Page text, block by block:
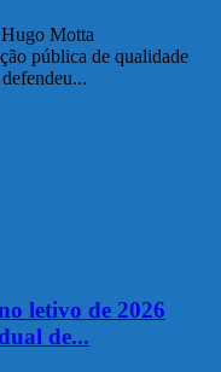
Motta
pública de qualidade
letivo de 2026
de...